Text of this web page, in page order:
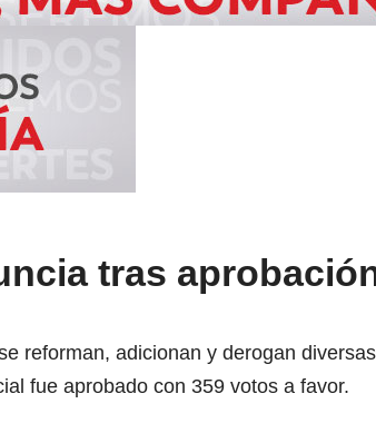
tras
reforman, adicionan y derogan
fue aprobado con 359 votos a favor.